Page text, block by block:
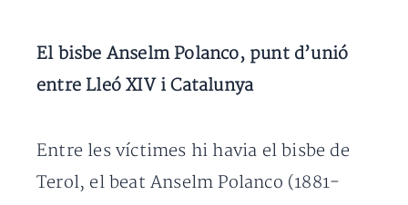
El bisbe Anselm Polanco, punt d’unió
entre Lleó XIV i Catalunya
Entre les víctimes hi havia el bisbe de
Terol, el beat Anselm Polanco (1881-